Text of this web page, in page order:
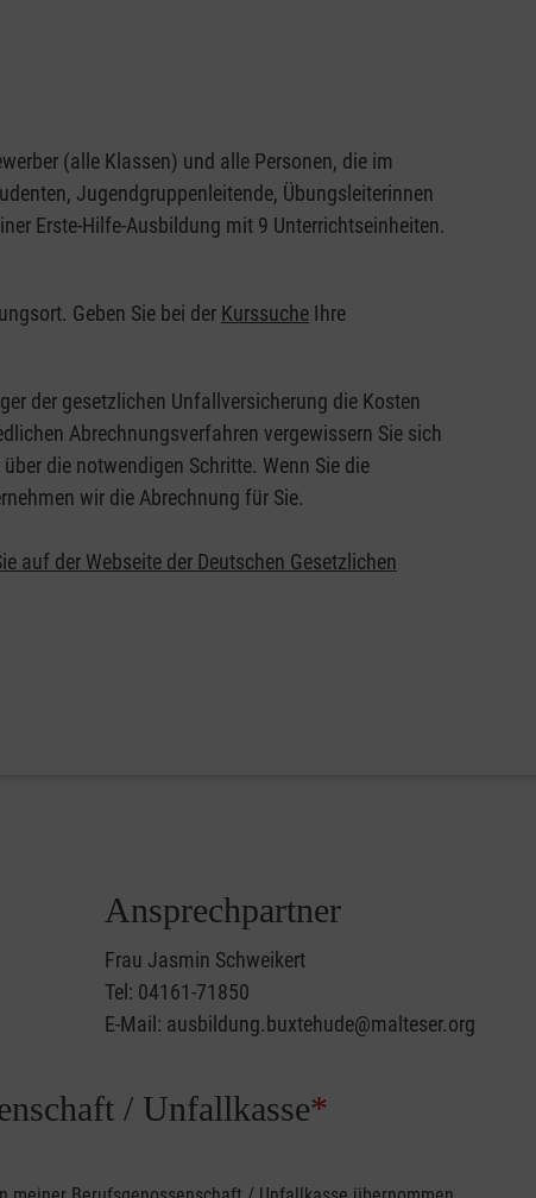
(alle Klassen) und alle Personen, die im
Jugendgruppenleitende, Übungsleiterinnen
Erste-Hilfe-Ausbildung mit 9 Unterrichtseinheiten.
Geben Sie bei der Kurssuche Ihre
der gesetzlichen Unfallversicherung die Kosten
Abrechnungsverfahren vergewissern Sie sich
die notwendigen Schritte. Wenn Sie die
wir die Abrechnung für Sie.
auf der Webseite der Deutschen Gesetzlichen
Ansprechpartner
Frau Jasmin Schweikert
Tel: 04161-71850
E-Mail: ausbildung.buxtehude@malteser.org
/ Unfallkasse*